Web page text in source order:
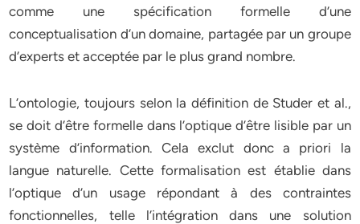
comme une spécification formelle d’une
conceptualisation d’un domaine, partagée par un groupe
d’experts et acceptée par le plus grand nombre.
L’ontologie, toujours selon la définition de Studer et al.,
se doit d’être formelle dans l’optique d’être lisible par un
système d’information. Cela exclut donc a priori la
langue naturelle. Cette formalisation est établie dans
l’optique d’un usage répondant à des contraintes
fonctionnelles, telle l’intégration dans une solution